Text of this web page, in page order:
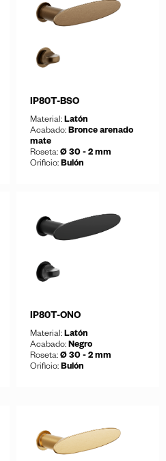
IP80T-BSO
Material: Latón
Acabado: Bronce arenado
mate
Roseta: Ø 30 - 2 mm
Orificio: Bulón
IP80T-ONO
Material: Latón
Acabado: Negro
Roseta: Ø 30 - 2 mm
Orificio: Bulón